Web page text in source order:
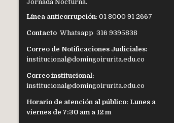
Jornada Nocturna.
Línea anticorrupción: 01 8000 91 2667
Contacto Whatsapp 316 9395838
Correo de Notificaciones Judiciales:
institucional@domingoirurita.edu.co
Correo institucional:
institucional@domingoirurita.edu.co
Horario de atención al público: Lunes a
viernes de 7:30 am a 12 m